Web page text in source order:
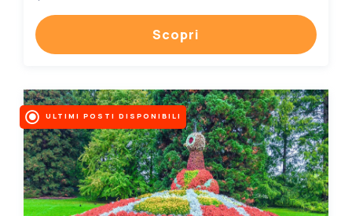
Scopri
ULTIMI POSTI DISPONIBILI